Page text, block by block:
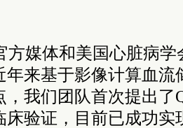
方媒体和美国心脏病
年来基于影像计算血流
，我们团队首次提出了
床验证，目前已成功实